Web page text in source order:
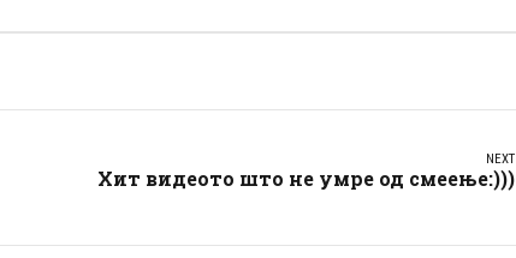
NEXT
Хит видеото што не умре од смеење:)))